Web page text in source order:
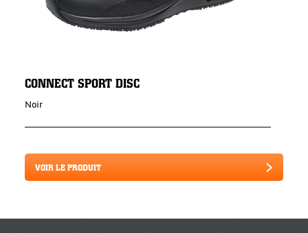
CONNECT SPORT DISC
Noir
VOIR LE PRODUIT